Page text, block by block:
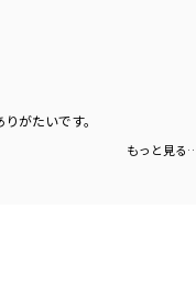
がたいです。
もっと見る